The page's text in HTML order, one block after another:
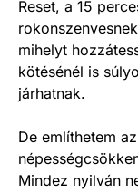
Reset, a 15
mihelyt
kötésénél is
járhatnak.
De említhetem
Mindez nyilván